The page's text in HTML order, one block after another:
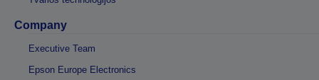
Company
Executive Team
Epson Europe Electronics